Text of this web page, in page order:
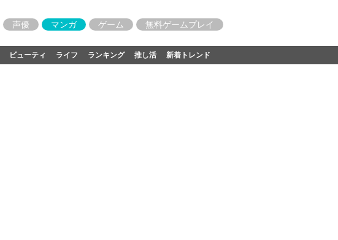
声優 マンガ ゲーム 無料ゲームプレイ
ビューティ ライフ ランキング 推し活 新着トレンド